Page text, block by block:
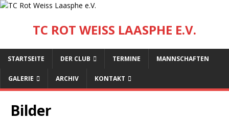
TC ROT WEISS LAASPHE E.V.
STARTSEITE DER CLUB TERMINE MANNSCHAFTEN
GALERIE ARCHIV KONTAKT
Bilder